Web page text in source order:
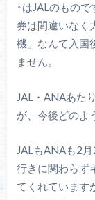
↑はJALのもの
券は間違いなく
機」なんて入国
ません。
JAL・ANAあた
が、今後どのよ
JALもANAも2
行きに関わらず
てくれています